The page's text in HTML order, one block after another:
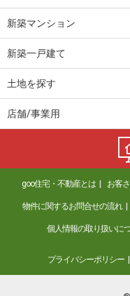
新築マンション
新築一戸建て
土地を探す
店舗/事業用
goo住宅・不動産とは お客
物件に関するお問合せの流れ
個人情報の取り扱いに
プライバシーポリシー